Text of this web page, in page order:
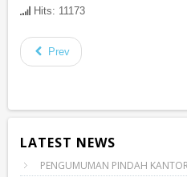
Hits: 11173
Prev
LATEST NEWS
PENGUMUMAN PINDAH